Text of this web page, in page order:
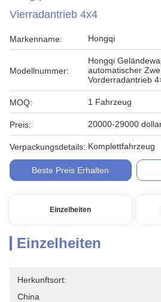
Vierradantrieb 4x4
Markenname: Hongqi
Modellnummer:
Hongqi
automatischer
Vorderradantrieb
MOQ: 1 Fahrzeug
Preis: 20000-29000
Verpackungsdetails: Komplettfahrzeug
Beste Preis Erhalten
Einzelheiten
Einzelheiten
Herkunftsort:
China